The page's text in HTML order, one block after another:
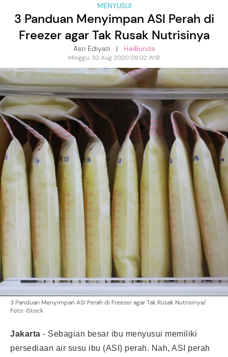
MENYUSUI
3 Panduan Menyimpan ASI Perah di
Freezer agar Tak Rusak Nutrisinya
Asri Ediyati | HaiBunda
Minggu, 30 Aug 2020 09:02 WIB
3 Panduan Menyimpan ASI Perah di Freezer agar Tak Rusak Nutrisinya/
Foto: iStock
Jakarta - Sebagian besar ibu menyusui memiliki
persediaan air susu ibu (ASI) perah. Nah, ASI perah